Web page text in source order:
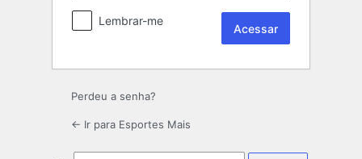
Lembrar-me
Perdeu a senha?
← Ir para Esportes Mais